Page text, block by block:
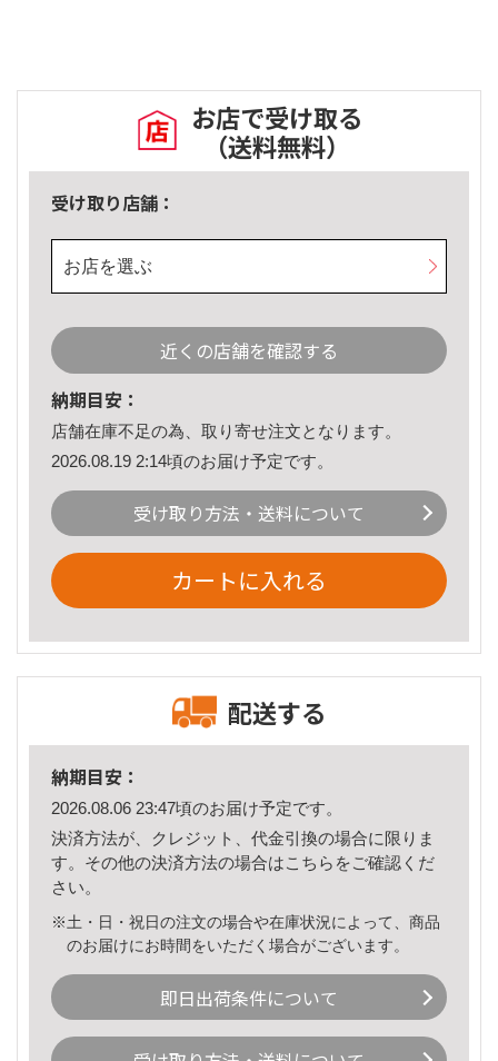
お店で受け取る
（送料無料）
受け取り店舗：
お店を選ぶ
近くの店舗を確認する
納期目安：
店舗在庫不足の為、取り寄せ注文となります。
2026.08.19 2:14頃のお届け予定です。
受け取り方法・送料について
カートに入れる
配送する
納期目安：
2026.08.06 23:47頃のお届け予定です。
決済方法が、クレジット、代金引換の場合に限りま
す。その他の決済方法の場合はこちら をご確認くだ
さい。
※土・日・祝日の注文の場合や在庫状況によって、商品
のお届けにお時間をいただく場合がございます。
即日出荷条件について